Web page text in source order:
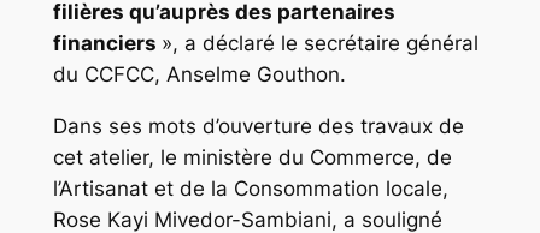
filières qu’auprès des partenaires
financiers », a déclaré le secrétaire général
du CCFCC, Anselme Gouthon.
Dans ses mots d’ouverture des travaux de
cet atelier, le ministère du Commerce, de
l’Artisanat et de la Consommation locale,
Rose Kayi Mivedor-Sambiani, a souligné